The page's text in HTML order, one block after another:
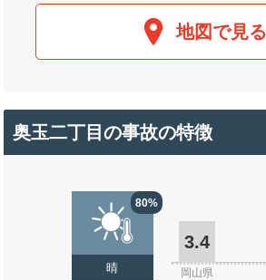
地図で見る
奥玉二丁目の事故の特徴
80%
晴
3.4
岡山県